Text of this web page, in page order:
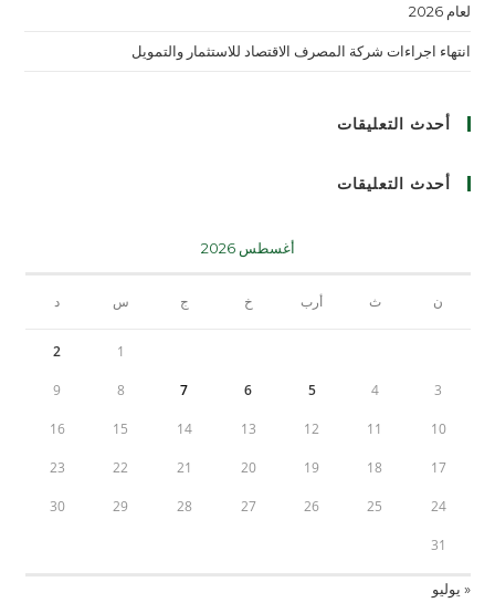
لعام 2026
انتهاء اجراءات شركة المصرف الاقتصاد للاستثمار والتمويل
أحدث التعليقات
أحدث التعليقات
أغسطس 2026
ن ث أرب خ ج س د
1
2
3
4
5
6
7
8
9
10
11
12
13
14
15
16
17
18
19
20
21
22
23
24
25
26
27
28
29
30
31
« يوليو